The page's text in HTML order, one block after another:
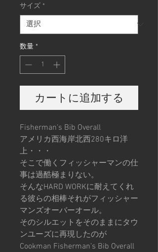
サイズ *
数量 *
カートに追加する
Fisherman's Bib Overall
アメリカ西海岸北西280キロ洋
上・・・
そこで働くフィッシャーマンの仕
事は過酷極まりない。
そんなHARD WORKに耐えてくれ
る彼らの相棒それがフィッシャー
マンズオーバーオール。
そのシルエットをそのままにタウ
ンユーズに再現したのが
Cookman Fisherman’s Bib Overall